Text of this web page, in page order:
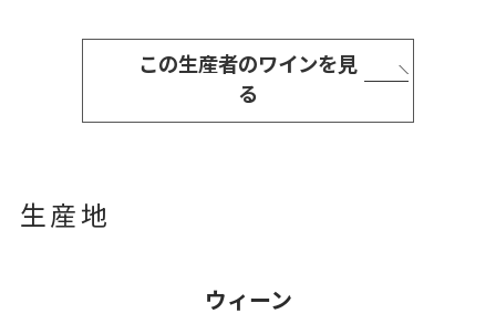
この生産者のワインを見
る
生産地
ウィーン